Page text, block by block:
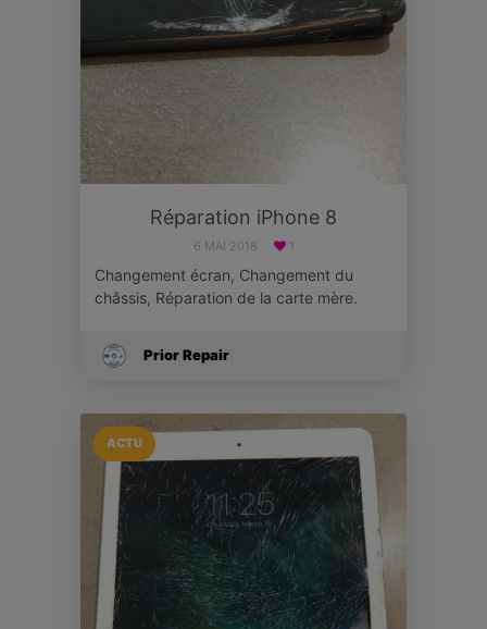
Réparation iPhone 8
6 MAI 2018 1
Changement écran, Changement du
châssis, Réparation de la carte mère.
Prior Repair
ACTU